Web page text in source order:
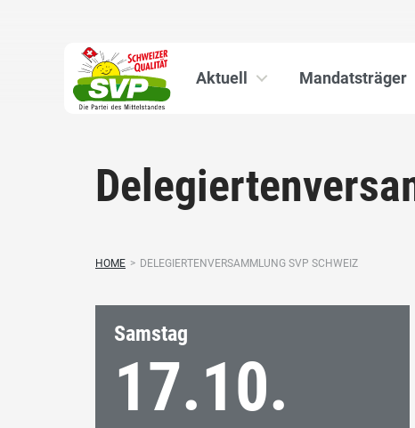
Aktuell Mandatsträger
HOME > DELEGIERTENVERSAMMLUNG SVP SCHWEIZ
Samstag
17.10.